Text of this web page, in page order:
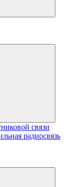
связи
радиосвязь